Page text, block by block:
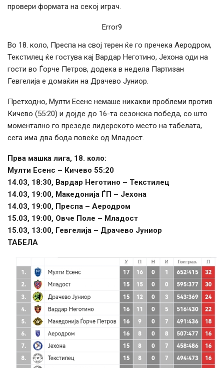
провери формата на секој играч.
Error9
Во 18. коло, Преспа на свој терен ќе го пречека Аеродром,
Текстилец ќе гостува кај Вардар Неготино, Јехона оди на
гости во Ѓорче Петров, додека в недела Партизан
Гевгелија е домаќин на Драчево Јуниор.
Претходно, Мулти Есенс немаше никакви проблеми против
Кичево (55:20) и дојде до 16-та сезонска победа, со што
моментално го презеде лидерското место на табелата,
сега има два бода повеќе од Младост.
Прва машка лига, 18. коло:
Мулти Есенс – Кичево 55:20
14.03, 18:30, Вардар Неготино – Текстилец
14.03, 19:00, Македонија ЃП – Јехона
14.03, 19:00, Преспа – Аеродром
15.03, 19:00, Овче Поле – Младост
15.03, 13:00, Гевгелија – Драчево Јуниор
ТАБЕЛА